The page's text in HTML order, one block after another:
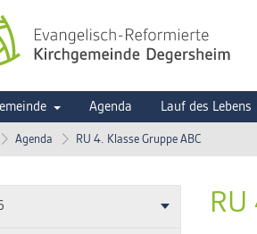
Agenda Lauf des Lebens
Agenda RU 4. Klasse Gruppe ABC
RU